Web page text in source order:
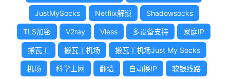
JustMySocks Netflix解锁 Shadowsocks
TLS加密 V2ray Vless 多设备支持 家庭IP
搬瓦工 搬瓦工机场 搬瓦工机场Just My Socks
机场 科学上网 翻墙 自动换IP 软银线路